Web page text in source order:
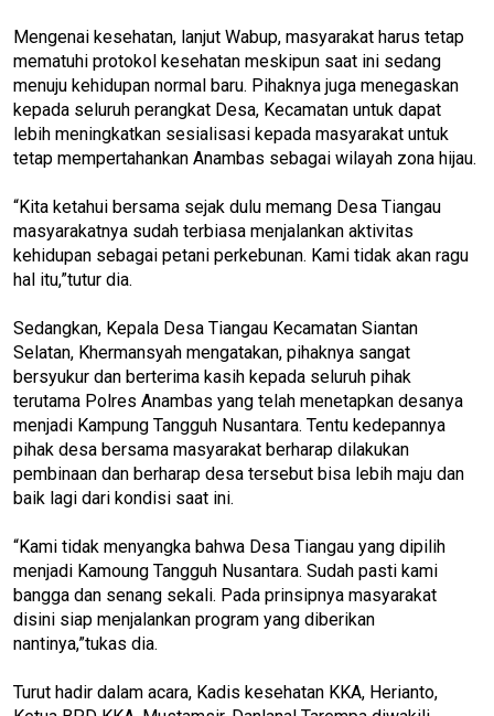
Mengenai kesehatan, lanjut Wabup, masyarakat harus tetap
mematuhi protokol kesehatan meskipun saat ini sedang
menuju kehidupan normal baru. Pihaknya juga menegaskan
kepada seluruh perangkat Desa, Kecamatan untuk dapat
lebih meningkatkan sesialisasi kepada masyarakat untuk
tetap mempertahankan Anambas sebagai wilayah zona hijau.
“Kita ketahui bersama sejak dulu memang Desa Tiangau
masyarakatnya sudah terbiasa menjalankan aktivitas
kehidupan sebagai petani perkebunan. Kami tidak akan ragu
hal itu,”tutur dia.
Sedangkan, Kepala Desa Tiangau Kecamatan Siantan
Selatan, Khermansyah mengatakan, pihaknya sangat
bersyukur dan berterima kasih kepada seluruh pihak
terutama Polres Anambas yang telah menetapkan desanya
menjadi Kampung Tangguh Nusantara. Tentu kedepannya
pihak desa bersama masyarakat berharap dilakukan
pembinaan dan berharap desa tersebut bisa lebih maju dan
baik lagi dari kondisi saat ini.
“Kami tidak menyangka bahwa Desa Tiangau yang dipilih
menjadi Kamoung Tangguh Nusantara. Sudah pasti kami
bangga dan senang sekali. Pada prinsipnya masyarakat
disini siap menjalankan program yang diberikan
nantinya,”tukas dia.
Turut hadir dalam acara, Kadis kesehatan KKA, Herianto,